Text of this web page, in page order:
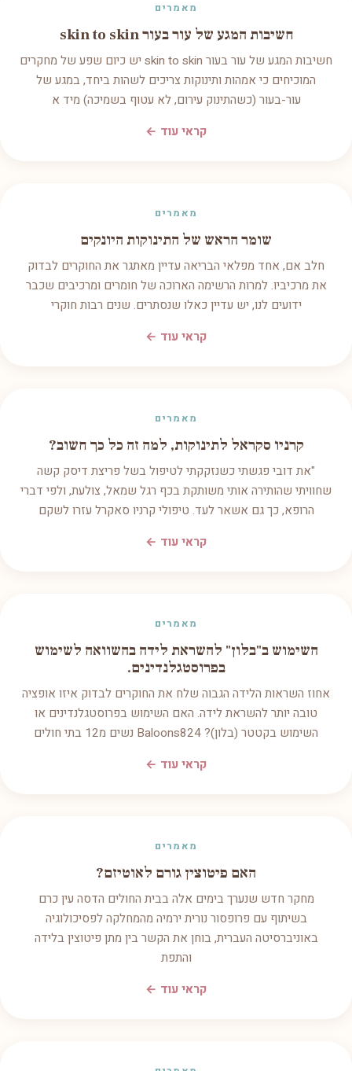
מאמרים
חשיבות המגע של עור בעור skin to skin
חשיבות המגע של עור בעור skin to skin יש כיום שפע של מחקרים
המוכיחים כי אמהות ותינוקות צריכים לשהות ביחד, במגע של
עור-בעור (כשהתינוק עירום, לא עטוף בשמיכה) מיד א
קראי עוד ←
מאמרים
שומר הראש של התינוקות היונקים
חלב אם, אחד מפלאי הבריאה עדיין מאתגר את החוקרים לבדוק
את מרכיביו. למרות הרשימה הארוכה של חומרים ומרכיבים שכבר
ידועים לנו, יש עדיין כאלו שנסתרים. שנים רבות חוקרי
קראי עוד ←
מאמרים
קרניו סקראל לתינוקות, למה זה כל כך חשוב?
"את דובי פגשתי כשנזקקתי לטיפול בשל פריצת דיסק קשה
שחוויתי שהותירה אותי משותקת בכף רגל שמאל, צולעת, ולפי דברי
הרופא, כך גם אשאר לעד. טיפולי קרניו סאקרל עזרו לשקם
קראי עוד ←
מאמרים
השימוש ב"בלון" להשראת לידה בהשוואה לשימוש
בפרוסטגלנדינים.
אחוז השראות הלידה הגבוה שלח את החוקרים לבדוק איזו אופציה
טובה יותר להשראת לידה. האם השימוש בפרוסטגלנדינים או
השימוש בקטטר (בלון)? Baloons824 נשים מ12 בתי חולים
קראי עוד ←
מאמרים
האם פיטוצין גורם לאוטיזם?
מחקר חדש שנערך בימים אלה בבית החולים הדסה עין כרם
בשיתוף עם פרופסור נורית ירמיה מהמחלקה לפסיכולוגיה
באוניברסיטה העברית, בוחן את הקשר בין מתן פיטוצין בלידה
והתפת
קראי עוד ←